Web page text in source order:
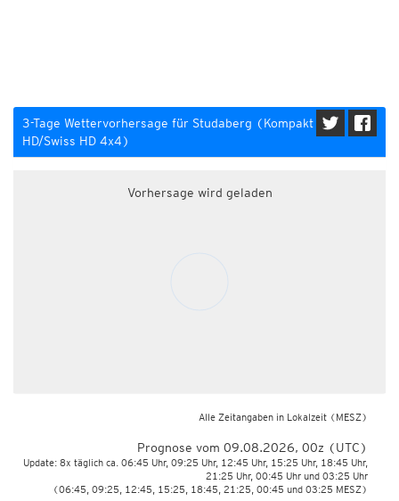
3-Tage Wettervorhersage für Studaberg (Kompakt
HD/Swiss HD 4x4)
Vorhersage wird geladen
Alle Zeitangaben in Lokalzeit (MESZ)
Prognose vom 09.08.2026, 00z (UTC)
Update: 8x täglich ca. 06:45 Uhr, 09:25 Uhr, 12:45 Uhr, 15:25 Uhr, 18:45 Uhr,
21:25 Uhr, 00:45 Uhr und 03:25 Uhr
(06:45, 09:25, 12:45, 15:25, 18:45, 21:25, 00:45 und 03:25 MESZ)